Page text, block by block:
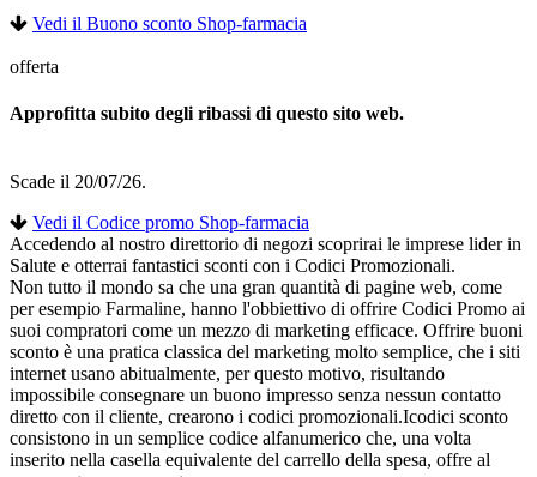
Vedi il Buono sconto Shop-farmacia
offerta
Approfitta subito degli ribassi di questo sito web.
Scade il 20/07/26.
Vedi il Codice promo Shop-farmacia
Accedendo al nostro direttorio di negozi scoprirai le imprese lider in
Salute e otterrai fantastici sconti con i Codici Promozionali.
Non tutto il mondo sa che una gran quantità di pagine web, come
per esempio Farmaline, hanno l'obbiettivo di offrire Codici Promo ai
suoi compratori come un mezzo di marketing efficace. Offrire buoni
sconto è una pratica classica del marketing molto semplice, che i siti
internet usano abitualmente, per questo motivo, risultando
impossibile consegnare un buono impresso senza nessun contatto
diretto con il cliente, crearono i codici promozionali.Icodici sconto
consistono in un semplice codice alfanumerico che, una volta
inserito nella casella equivalente del carrello della spesa, offre al